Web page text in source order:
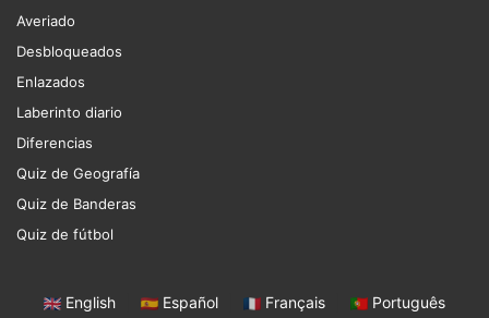
Averiado
Desbloqueados
Enlazados
Laberinto diario
Diferencias
Quiz de Geografía
Quiz de Banderas
Quiz de fútbol
English Español Français Português